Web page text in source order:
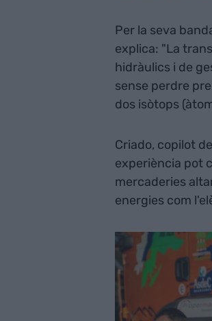
Per la seva
explica: "La
hidràulics i de
sense perdre
dos isòtops
Criado, copilot
experiència pot
mercaderies
energies com